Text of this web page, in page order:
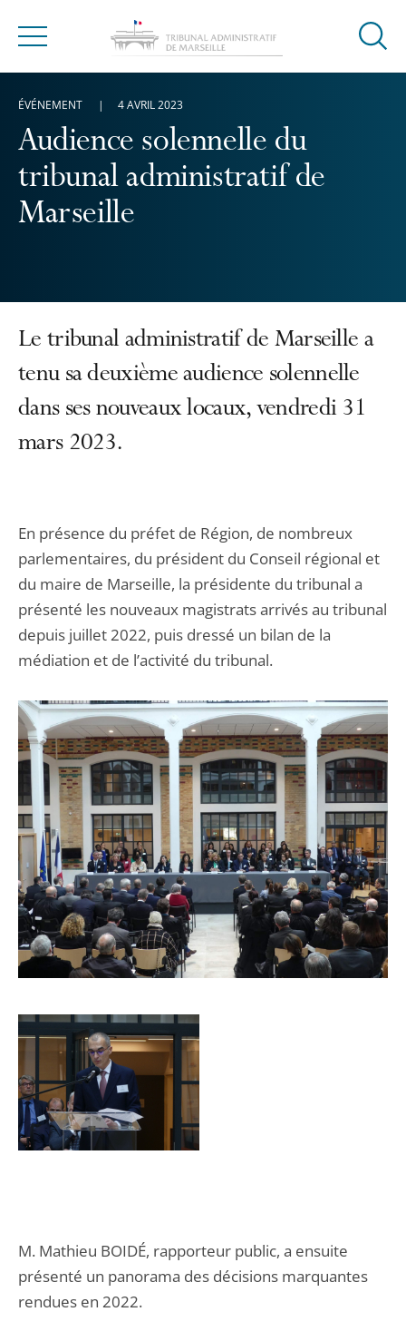
Menu
Ouvrir
Audience solennelle du
tribunal administratif de
Marseille
ÉVÉNEMENT 4 AVRIL 2023
Le tribunal administratif de Marseille a
tenu sa deuxième audience solennelle
dans ses nouveaux locaux, vendredi 31
mars 2023.
En présence du préfet de Région, de nombreux
parlementaires, du président du Conseil régional et
du maire de Marseille, la présidente du tribunal a
présenté les nouveaux magistrats arrivés au tribunal
depuis juillet 2022, puis dressé un bilan de la
médiation et de l’activité du tribunal.
M. Mathieu BOIDÉ, rapporteur public, a ensuite
présenté un panorama des décisions marquantes
rendues en 2022.